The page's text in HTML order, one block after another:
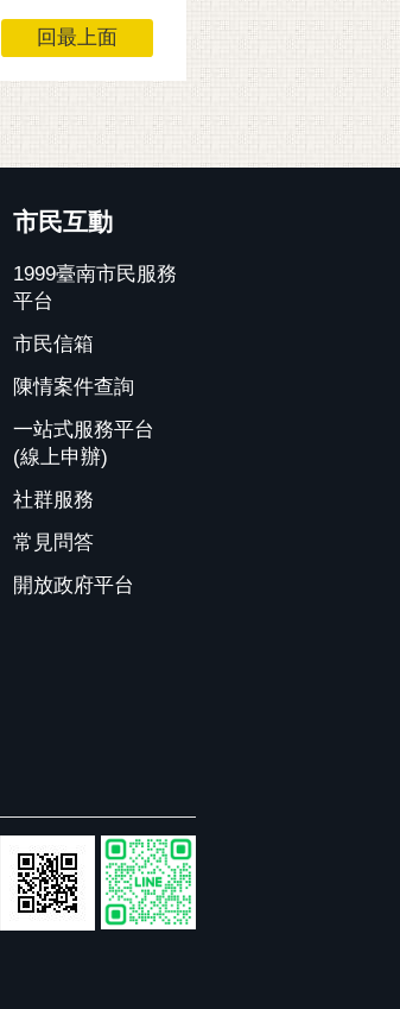
回最上面
市民互動
1999臺南市民服務
平台
市民信箱
陳情案件查詢
一站式服務平台
(線上申辦)
社群服務
常見問答
開放政府平台